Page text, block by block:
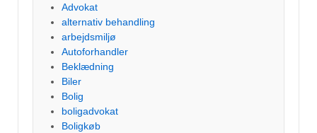
Advokat
alternativ behandling
arbejdsmiljø
Autoforhandler
Beklædning
Biler
Bolig
boligadvokat
Boligkøb